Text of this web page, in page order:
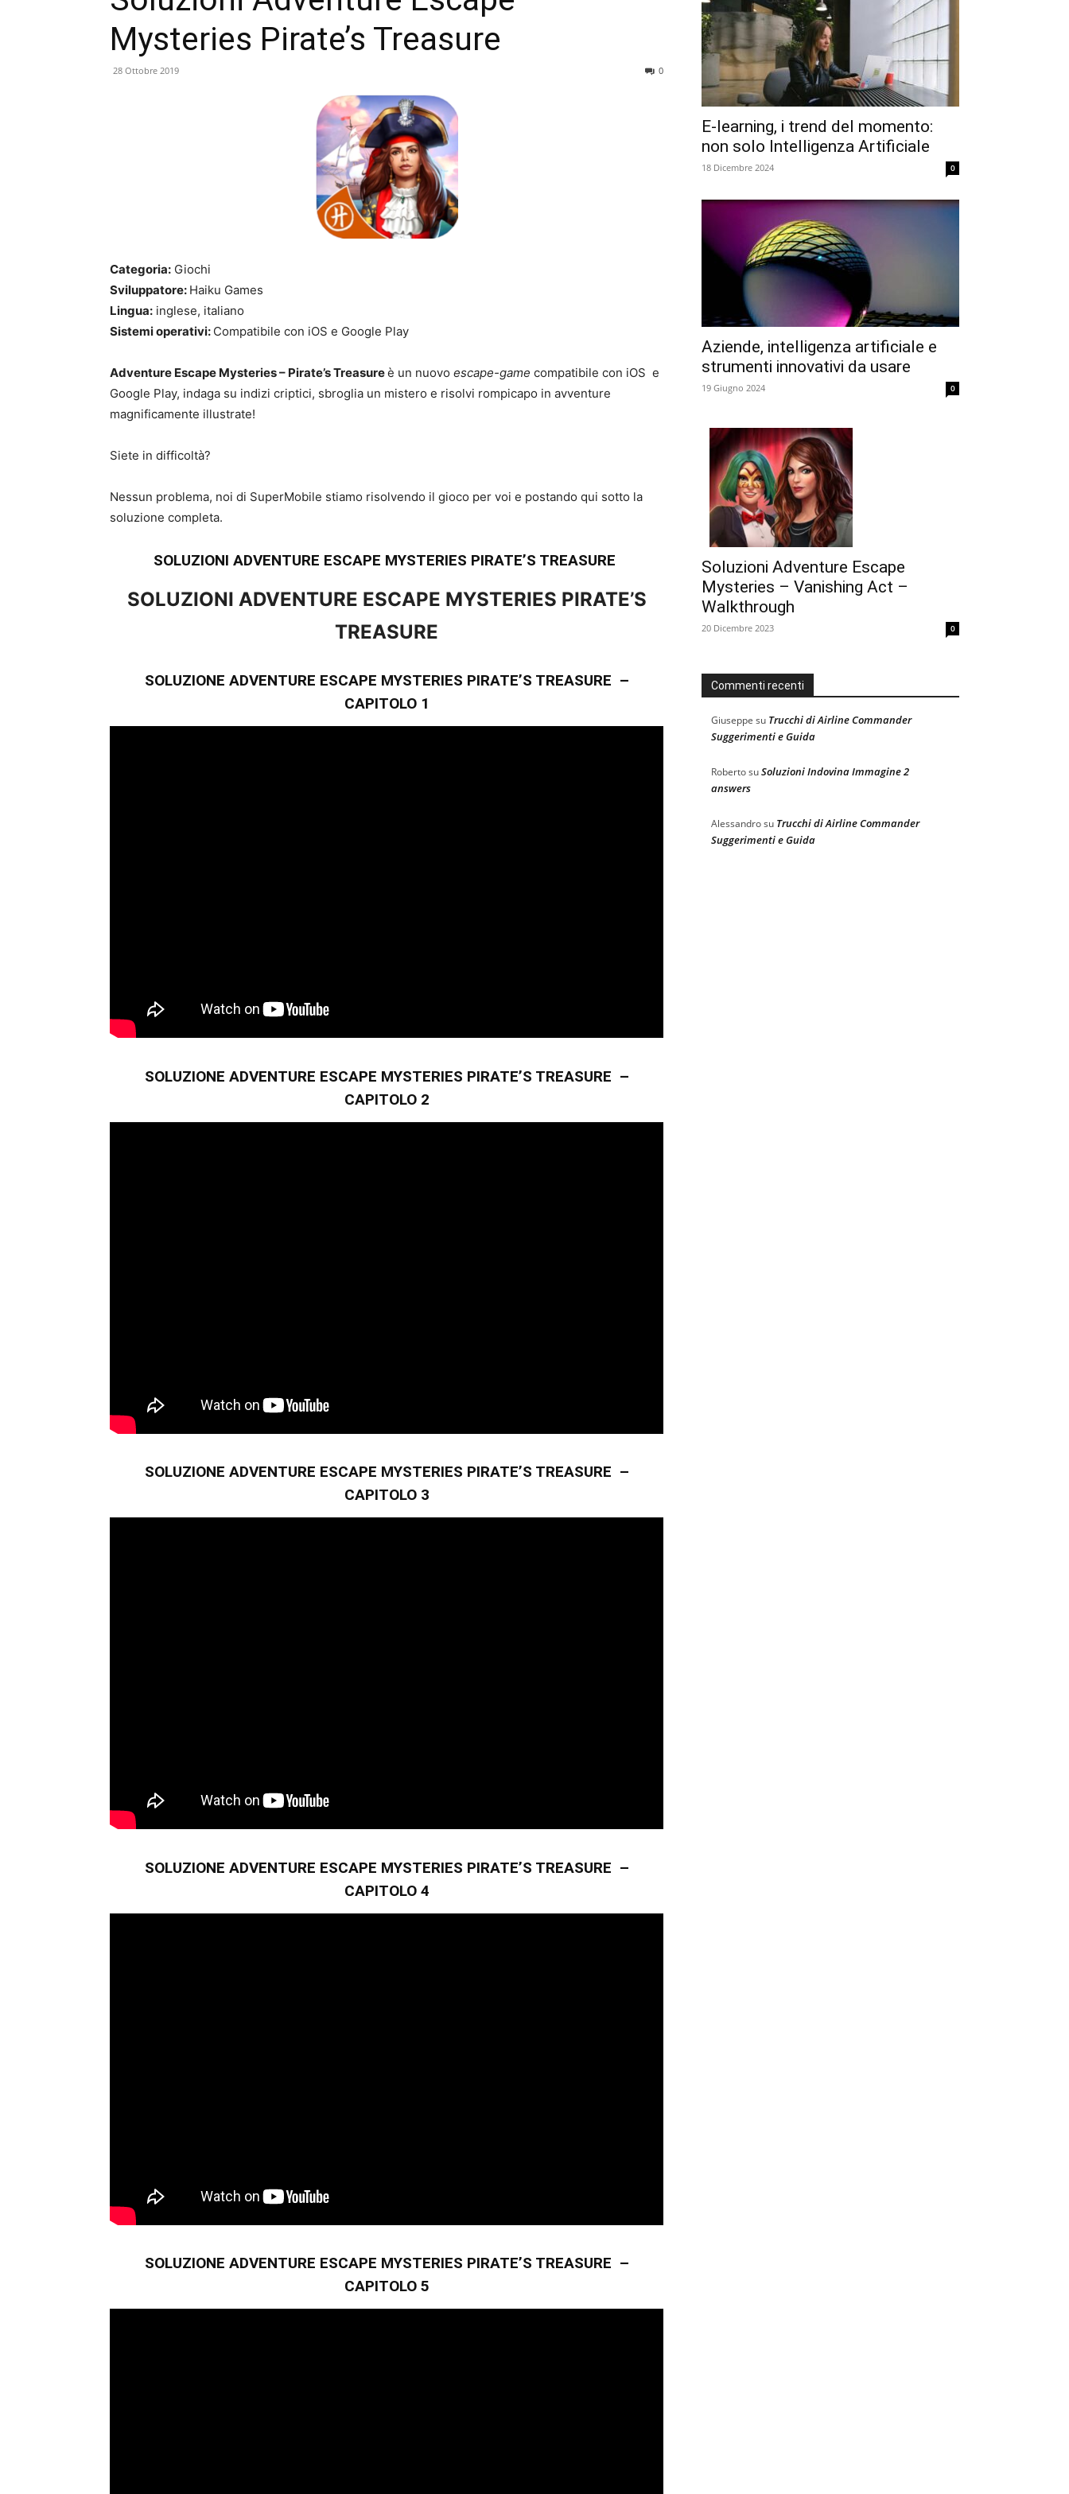
Mysteries Pirate’s Treasure
28 Ottobre 2019 0
Categoria: Giochi
Sviluppatore: Haiku Games
Lingua: inglese, italiano
Sistemi operativi: Compatibile con iOS e Google Play
Adventure Escape Mysteries – Pirate’s Treasureè un nuovo escape-game compatibile con iOS e
Google Play, indaga su indizi criptici, sbroglia un mistero e risolvi rompicapo in avventure
magnificamente illustrate!
Siete in difficoltà?
Nessun problema, noi di SuperMobile stiamo risolvendo il gioco per voi e postando qui sotto la
soluzione completa.
SOLUZIONI ADVENTURE ESCAPE MYSTERIES PIRATE’S TREASURE
SOLUZIONI ADVENTURE ESCAPE MYSTERIES PIRATE’S
TREASURE
SOLUZIONE ADVENTURE ESCAPE MYSTERIES PIRATE’S TREASURE –
CAPITOLO 1
SOLUZIONE ADVENTURE ESCAPE MYSTERIES PIRATE’S TREASURE –
CAPITOLO 2
SOLUZIONE ADVENTURE ESCAPE MYSTERIES PIRATE’S TREASURE –
CAPITOLO 3
SOLUZIONE ADVENTURE ESCAPE MYSTERIES PIRATE’S TREASURE –
CAPITOLO 4
SOLUZIONE ADVENTURE ESCAPE MYSTERIES PIRATE’S TREASURE –
CAPITOLO 5
E-learning, i trend del momento:
non solo Intelligenza Artificiale
18 Dicembre 2024 0
Aziende, intelligenza artificiale e
strumenti innovativi da usare
19 Giugno 2024 0
Soluzioni Adventure Escape
Mysteries – Vanishing Act –
Walkthrough
20 Dicembre 2023 0
Commenti recenti
Giuseppe su Trucchi di Airline Commander
Suggerimenti e Guida
RobertosuSoluzioni Indovina Immagine 2
answers
Alessandrosu Trucchi di Airline Commander
Suggerimenti e Guida